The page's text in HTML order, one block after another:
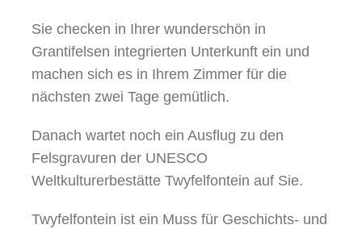
Sie checken in Ihrer wunderschön in
Grantifelsen integrierten Unterkunft ein und
machen sich es in Ihrem Zimmer für die
nächsten zwei Tage gemütlich.
Danach wartet noch ein Ausflug zu den
Felsgravuren der UNESCO
Weltkulturerbestätte Twyfelfontein auf Sie.
Twyfelfontein ist ein Muss für Geschichts- und